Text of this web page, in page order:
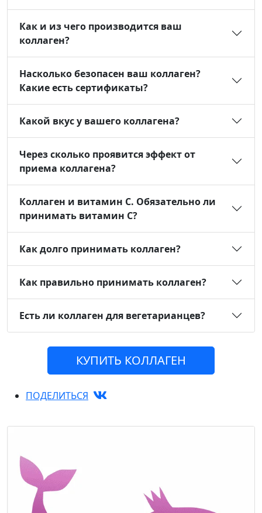
Как и из чего производится ваш
коллаген?
Насколько безопасен ваш коллаген?
Какие есть сертификаты?
Какой вкус у вашего коллагена?
Через сколько проявится эффект от
приема коллагена?
Коллаген и витамин С. Обязательно ли
принимать витамин С?
Как долго принимать коллаген?
Как правильно принимать коллаген?
Есть ли коллаген для вегетарианцев?
КУПИТЬ КОЛЛАГЕН
ПОДЕЛИТЬСЯ